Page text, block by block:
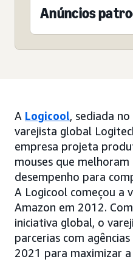
Anúncios
A Logicool, sediada
varejista global
empresa projeta
mouses que
desempenho para
A Logicool começou a
Amazon em 2012.
iniciativa global, o
parcerias com
2021 para maximizar